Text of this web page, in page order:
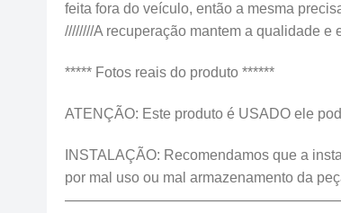
feita fora do veículo, então a mesma
////////A recuperação mantem a qualidade e
***** Fotos reais do produto ******
ATENÇÃO: Este produto é USADO ele
INSTALAÇÃO: Recomendamos que a
por mal uso ou mal armazenamento da